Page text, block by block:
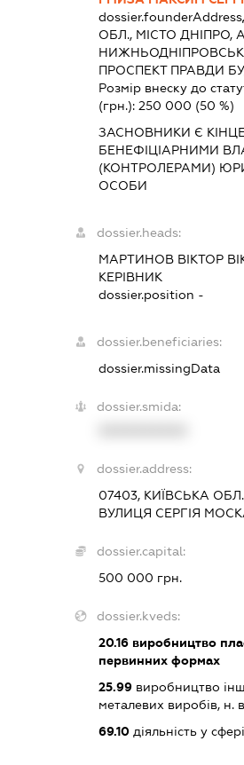
dossier.founderAddress
ОБЛ., МІСТО ДНІПРО,
ПРОСПЕКТ ПРАВДИ
Розмір внеску до
(грн.):250 000 (50 %)
ЗАСНОВНИКИ Є
БЕНЕФІЦІАРНИМИ
(КОНТРОЛЕРАМИ)
ОСОБИ
dossier.heads:
МАРТИНОВ ВІКТОР
КЕРІВНИК
dossier.position -
dossier.beneficiaries:
dossier.missingData
dossier.smida:
dossier.address:
07403, КИЇВСЬКА
ВУЛИЦЯ СЕРГІЯ
dossier.capital:
500 000 грн.
dossier.kveds:
20.16 виробництво
первинних формах
25.99 виробництво
металевих виробів, н.
69.10 діяльність у